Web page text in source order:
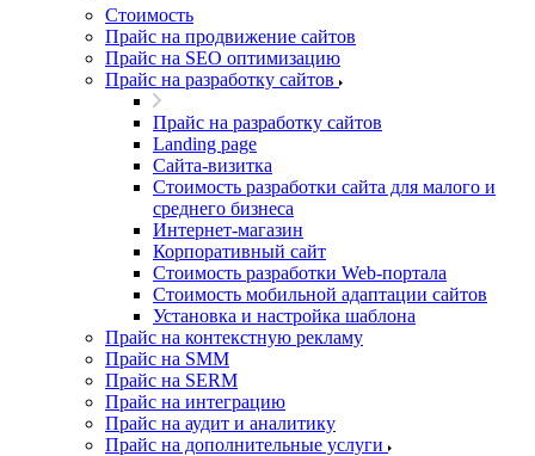
Стоимость
Прайс на продвижение сайтов
Прайс на SEO оптимизацию
Прайс на разработку сайтов
Прайс на разработку сайтов
Landing page
Cайта-визитка
Стоимость разработки сайта для малого и
среднего бизнеса
Интернет-магазин
Корпоративный сайт
Стоимость разработки Web-портала
Стоимость мобильной адаптации сайтов
Установка и настройка шаблона
Прайс на контекстную рекламу
Прайс на SMM
Прайс на SERM
Прайс на интеграцию
Прайс на аудит и аналитику
Прайс на дополнительные услуги